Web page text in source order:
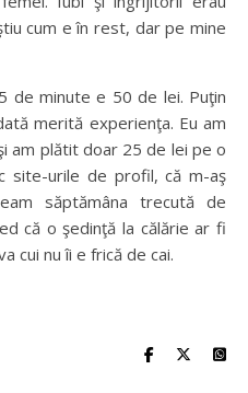
cum e în rest, dar pe mine
de minute e 50 de lei. Puţin
merită experienţa. Eu am
am plătit doar 25 de lei pe o
site-urile de profil, că m-aş
săptămâna trecută de
că o şedinţă la călărie ar fi
cui nu îi e frică de cai.